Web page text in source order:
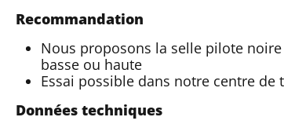
Recommandation
Nous proposons la selle pilote
basse ou haute
Essai possible dans notre centre de
Données techniques